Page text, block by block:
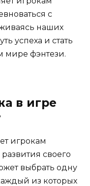
с
наших
успеха и стать
мире фэнтези.
в игре
игрокам
своего
выбрать одну
из которых